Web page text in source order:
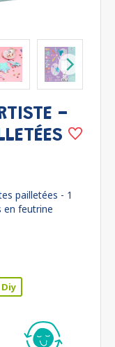
-
pailletées - 1
en feutrine
Diy